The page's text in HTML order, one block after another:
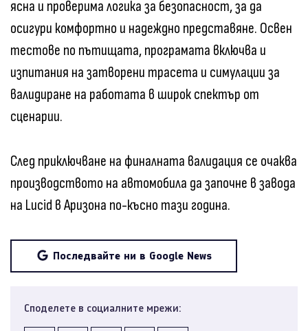
ясна и проверима логика за безопасност, за да
осигури комфортно и надеждно представяне. Освен
тестове по пътищата, програмата включва и
изпитания на затворени трасета и симулации за
валидиране на работата в широк спектър от
сценарии.
След приключване на финалната валидация се очаква
производството на автомобила да започне в завода
на Lucid в Аризона по-късно тази година.
Последвайте ни в Google News
Споделете в социалните мрежи: